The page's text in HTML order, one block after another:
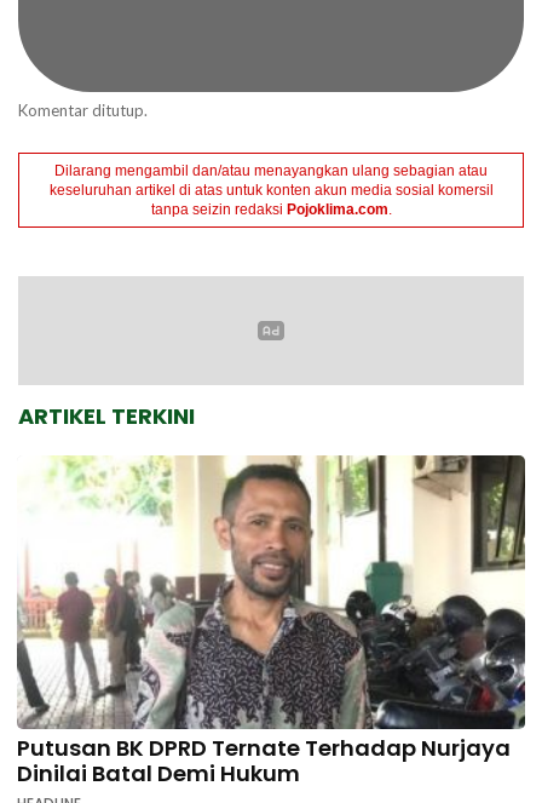
Komentar ditutup.
Dilarang mengambil dan/atau menayangkan ulang sebagian atau
keseluruhan artikel di atas untuk konten akun media sosial komersil
tanpa seizin redaksi Pojoklima.com
ARTIKEL TERKINI
Putusan BK DPRD Ternate Terhadap Nurjaya
Dinilai Batal Demi Hukum